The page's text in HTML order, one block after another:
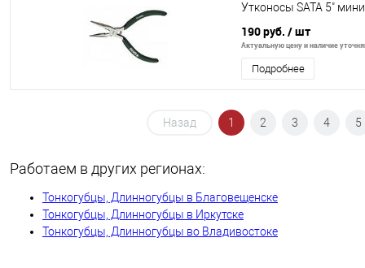
Утконосы SATA 5"
190 руб. / шт
Актуальную цену и наличие
Подробнее
Назад 1 2 3 4 5
Работаем в других регионах:
Тонкогубцы, Длинногубцы в Благовещенске
Тонкогубцы, Длинногубцы в Иркутске
Тонкогубцы, Длинногубцы во Владивостоке